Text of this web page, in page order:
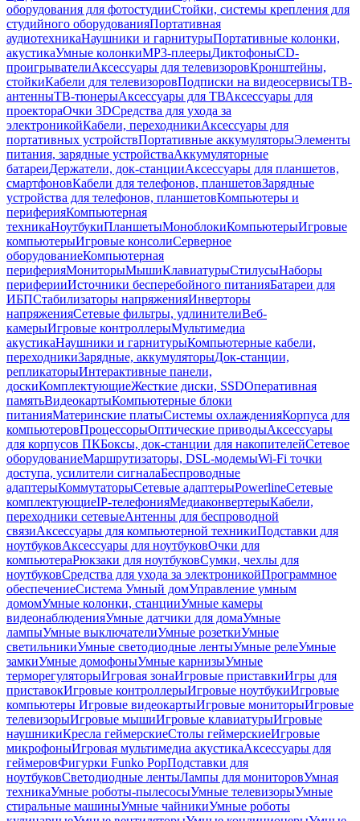
оборудования для фотостудииСтойки, системы крепления для
студийного оборудованияПортативная
аудиотехникаНаушники и гарнитурыПортативные колонки,
акустикаУмные колонкиMP3-плеерыДиктофоныCD-
проигрывателиАксессуары для телевизоровКронштейны,
стойкиКабели для телевизоровПодписки на видеосервисыТВ-
антенныТВ-тюнерыАксессуары для ТВАксессуары для
проектораОчки 3DСредства для ухода за
электроникойКабели, переходникиАксессуары для
портативных устройствПортативные аккумуляторыЭлементы
питания, зарядные устройстваАккумуляторные
батареиДержатели, док-станцииАксессуары для планшетов,
смартфоновКабели для телефонов, планшетовЗарядные
устройства для телефонов, планшетовКомпьютеры и
периферияКомпьютерная
техникаНоутбукиПланшетыМоноблокиКомпьютерыИгровые
компьютерыИгровые консолиСерверное
оборудованиеКомпьютерная
периферияМониторыМышиКлавиатурыСтилусыНаборы
периферииИсточники бесперебойного питанияБатареи для
ИБПСтабилизаторы напряженияИнверторы
напряженияСетевые фильтры, удлинителиВеб-
камерыИгровые контроллерыМультимедиа
акустикаНаушники и гарнитурыКомпьютерные кабели,
переходникиЗарядные, аккумуляторыДок-станции,
репликаторыИнтерактивные панели,
доскиКомплектующиеЖесткие диски, SSDОперативная
памятьВидеокартыКомпьютерные блоки
питанияМатеринские платыСистемы охлажденияКорпуса для
компьютеровПроцессорыОптические приводыАксессуары
для корпусов ПКБоксы, док-станции для накопителейСетевое
оборудованиеМаршрутизаторы, DSL-модемыWi-Fi точки
доступа, усилители сигналаБеспроводные
адаптерыКоммутаторыСетевые адаптерыPowerlineСетевые
комплектующиеIP-телефонияМедиаконвертерыКабели,
переходники сетевыеАнтенны для беспроводной
связиАксессуары для компьютерной техникиПодставки для
ноутбуковАксессуары для ноутбуковОчки для
компьютераРюкзаки для ноутбуковСумки, чехлы для
ноутбуковСредства для ухода за электроникойПрограммное
обеспечениеСистема Умный домУправление умным
домомУмные колонки, станцииУмные камеры
видеонаблюденияУмные датчики для домаУмные
лампыУмные выключателиУмные розеткиУмные
светильникиУмные светодиодные лентыУмные релеУмные
замкиУмные домофоныУмные карнизыУмные
терморегуляторыИгровая зонаИгровые приставкиИгры для
приставокИгровые контроллерыИгровые ноутбукиИгровые
компьютеры Игровые видеокартыИгровые мониторыИгровые
телевизорыИгровые мышиИгровые клавиатурыИгровые
наушникиКресла геймерскиеСтолы геймерскиеИгровые
микрофоныИгровая мультимедиа акустикаАксессуары для
геймеровФигурки Funko PopПодставки для
ноутбуковСветодиодные лентыЛампы для мониторовУмная
техникаУмные роботы-пылесосыУмные телевизорыУмные
стиральные машиныУмные чайникиУмные роботы